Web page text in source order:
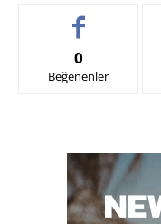
0
Beğenenler